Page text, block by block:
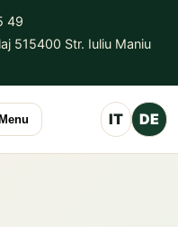
49
515400 Str. Iuliu Maniu
Menu IT DE